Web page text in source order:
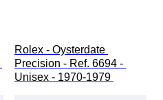
Rolex - Oysterdate
Precision - Ref. 6694 -
Unisex - 1970-1979